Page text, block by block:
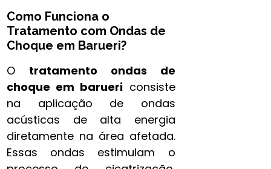
Como Funciona o
Tratamento com Ondas de
Choque em Barueri?
O tratamento ondas de
choque em barueri consiste
na aplicação de ondas
acústicas de alta energia
diretamente na área afetada.
Essas ondas estimulam o